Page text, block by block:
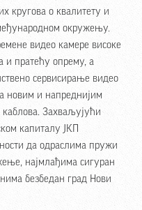
кругова о квалитету и
окружењу.
видео камере високе
и пратећу опрему, а
сервисирање видео
новим и напреднијим
Захваљујући
капиталу ЈКП
да одраслима пружи
најмлађима сигуран
безбедан град Нови